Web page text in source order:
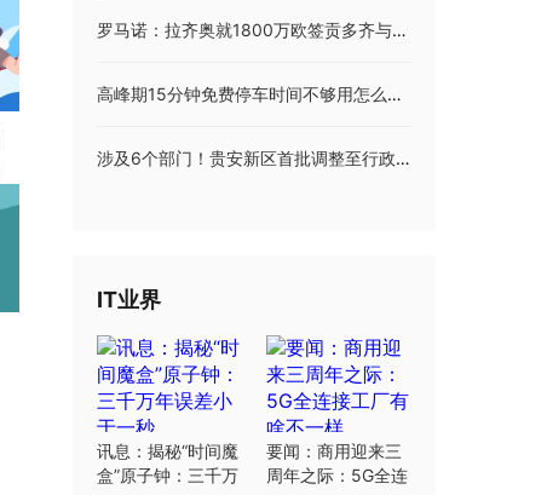
罗马诺：拉齐奥就1800万欧签贡多齐与马赛达成协议，下周初体检
高峰期15分钟免费停车时间不够用怎么办？上海市交通委回应！
涉及6个部门！贵安新区首批调整至行政审批局集中办理的行政许可事项公布
IT业界
讯息：揭秘“时间魔
盒”原子钟：三千万
要闻：商用迎来三
周年之际：5G全连